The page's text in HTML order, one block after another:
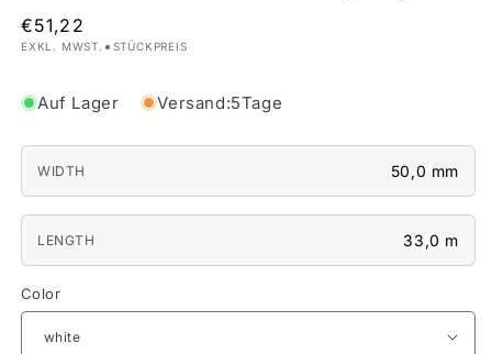
Normaler
Preis
€51,22
EXKL. MWST. • STÜCKPREIS
Auf Lager Versand:5Tage
WIDTH 50,0 mm
LENGTH 33,0 m
Color